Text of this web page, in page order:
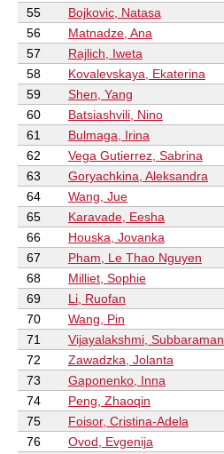
55
Bojkovic, Natasa
56
Matnadze, Ana
57
Rajlich, Iweta
58
Kovalevskaya, Ekaterina
59
Shen, Yang
60
Batsiashvili, Nino
61
Bulmaga, Irina
62
Vega Gutierrez, Sabrina
63
Goryachkina, Aleksandra
64
Wang, Jue
65
Karavade, Eesha
66
Houska, Jovanka
67
Pham, Le Thao Nguyen
68
Milliet, Sophie
69
Li, Ruofan
70
Wang, Pin
71
Vijayalakshmi, Subbaraman
72
Zawadzka, Jolanta
73
Gaponenko, Inna
74
Peng, Zhaoqin
75
Foisor, Cristina-Adela
76
Ovod, Evgenija